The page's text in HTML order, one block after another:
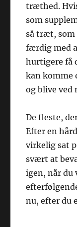
træthed.
som
så træt, som
færdig med
hurtigere få
kan komme
og blive ved
De fleste,
Efter en
virkelig sat
svært at
igen, når du
nu, efter du